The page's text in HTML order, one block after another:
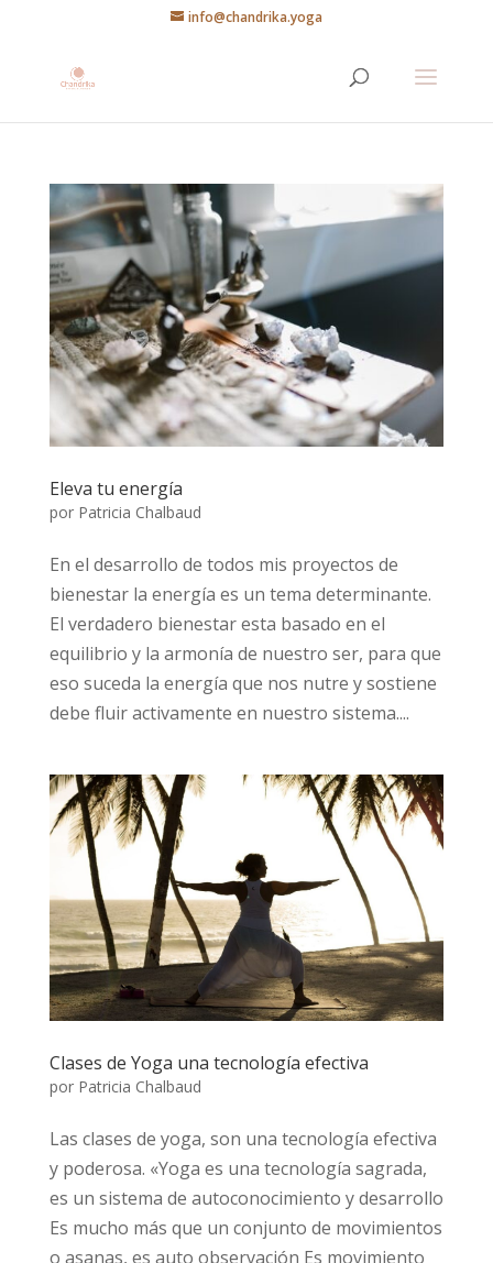
info@chandrika.yoga
Eleva tu energía
por Patricia Chalbaud
En el desarrollo de todos mis proyectos de
bienestar la energía es un tema determinante.
El verdadero bienestar esta basado en el
equilibrio y la armonía de nuestro ser, para que
eso suceda la energía que nos nutre y sostiene
debe fluir activamente en nuestro sistema....
Clases de Yoga una tecnología efectiva
por Patricia Chalbaud
Las clases de yoga, son una tecnología efectiva
y poderosa. «Yoga es una tecnología sagrada,
es un sistema de autoconocimiento y desarrollo
Es mucho más que un conjunto de movimientos
o asanas, es auto observación Es movimiento